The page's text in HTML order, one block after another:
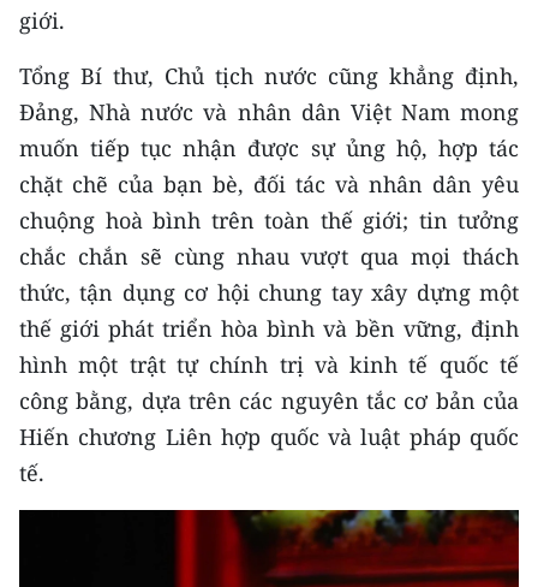
giới.
Tổng Bí thư, Chủ tịch nước cũng khẳng định,
Đảng, Nhà nước và nhân dân Việt Nam mong
muốn tiếp tục nhận được sự ủng hộ, hợp tác
chặt chẽ của bạn bè, đối tác và nhân dân yêu
chuộng hoà bình trên toàn thế giới; tin tưởng
chắc chắn sẽ cùng nhau vượt qua mọi thách
thức, tận dụng cơ hội chung tay xây dựng một
thế giới phát triển hòa bình và bền vững, định
hình một trật tự chính trị và kinh tế quốc tế
công bằng, dựa trên các nguyên tắc cơ bản của
Hiến chương Liên hợp quốc và luật pháp quốc
tế.